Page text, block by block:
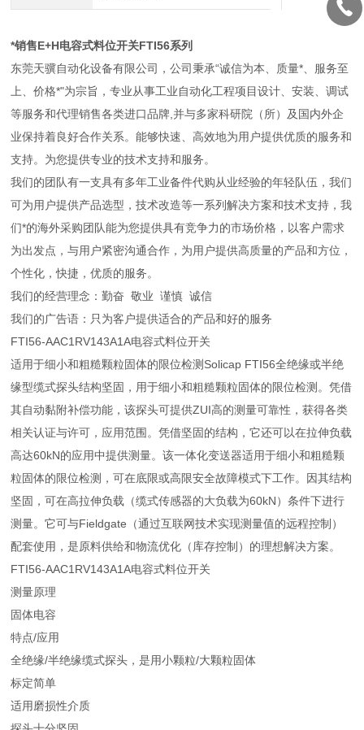
*销售E+H电容式料位开关FTI56系列
东莞天骥自动化设备有限公司，公司秉承“诚信为本、质量*、服务至
上、价格*"为宗旨，专业从事工业自动化工程项目设计、安装、调试
等服务和代理销售各类进口品牌,并与多家科研院（所）及国内外企
业保持着良好合作关系。能够快速、高效地为用户提供优质的服务和
支持。为您提供专业的技术支持和服务。
我们的团队有一支具有多年工业备件代购从业经验的年轻队伍，我们
可为用户提供产品选型，技术改造等一系列解决方案和技术支持，我
们*的海外采购团队能为您提供具有竞争力的市场价格，以客户需求
为出发点，与用户紧密沟通合作，为用户提供高质量的产品和方位，
个性化，快捷，优质的服务。
我们的经营理念：勤奋 敬业 谨慎 诚信
我们的广告语：只为客户提供适合的产品和好的服务
FTI56-AAC1RV143A1A电容式料位开关
适用于细小和粗糙颗粒固体的限位检测Solicap FTI56全绝缘或半绝
缘型缆式探头结构坚固，用于细小和粗糙颗粒固体的限位检测。凭借
其自动黏附补偿功能，该探头可提供ZUI高的测量可靠性，获得各类
相关认证与许可，应用范围。凭借坚固的结构，它还可以在拉伸负载
高达60kN的应用中提供测量。该一体化变送器适用于细小和粗糙颗
粒固体的限位检测，可在底限或高限安全故障模式下工作。因其结构
坚固，可在高拉伸负载（缆式传感器的大负载为60kN）条件下进行
测量。它可与Fieldgate（通过互联网技术实现测量值的远程控制）
配套使用，是原料供给和物流优化（库存控制）的理想解决方案。
FTI56-AAC1RV143A1A电容式料位开关
测量原理
固体电容
特点/应用
全绝缘/半绝缘缆式探头，是用小颗粒/大颗粒固体
标定简单
适用磨损性介质